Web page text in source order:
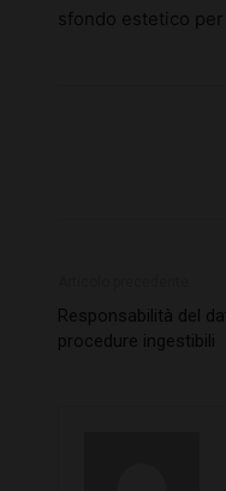
sfondo estetico per
Responsabilità del
procedure ingestibili